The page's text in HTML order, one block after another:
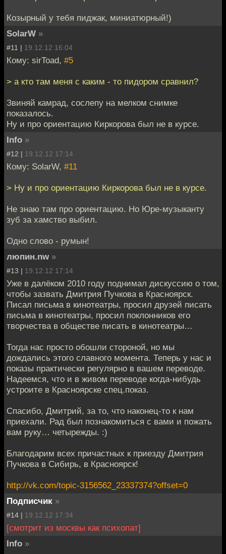
Козырный у тебя пиджак, миниатюрный!)
SolarW »
#11 | 19.12.12 16:04
Кому: sirToad, #5
> а кто там меня с каким - то пидором сравнил?
Звиняй камрад, сослепу на мелком снимке
показалось.
Ну и про ориентацию Киркорова был не в курсе.
Info »
#12 | 19.12.12 17:14
Кому: SolarW, #11
> Ну и про ориентацию Киркорова был не в курсе.
Не знаю там про ориентацию. Но Юре-музыканту
зуб за хамство выбил.
Одно слово - румын!
люпин.nw »
#13 | 19.12.12 17:14
Уже в далёком 2010 году поднимал дискуссию о том,
чтобы зазвать Дмитрия Пучкова в Красноярск.
Писал письма в кинотеатры, просил друзей писать
письма в кинотеатры, просил поклонников его
творчества в обществе писать в кинотеатры…
Тогда нас просто обошли стороной, но мы
дождались этого славного момента. Теперь у нас и
показы практически регулярно в вашем переводе.
Надеемся, что и в живом переводе когда-нибудь
устроите в Красноярске спец.показ.
Спасибо, Дмитрий, за то, что наконец-то к нам
приехали. Рад был познакомиться с вами и пожать
вам руку… четырежды. :)
Благодарим всех причастных к приезду Дмитрия
Пучкова в Сибирь, в Красноярск!
http://vk.com/topic-3156562_23337374?offset=0
Подписчик »
#14 | 19.12.12 17:34
[смотрит из москвы как психопат]
Info »